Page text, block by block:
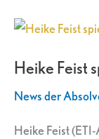
Heike Feist
News der
Heike Feist
Heike
spielt
Hallervorden